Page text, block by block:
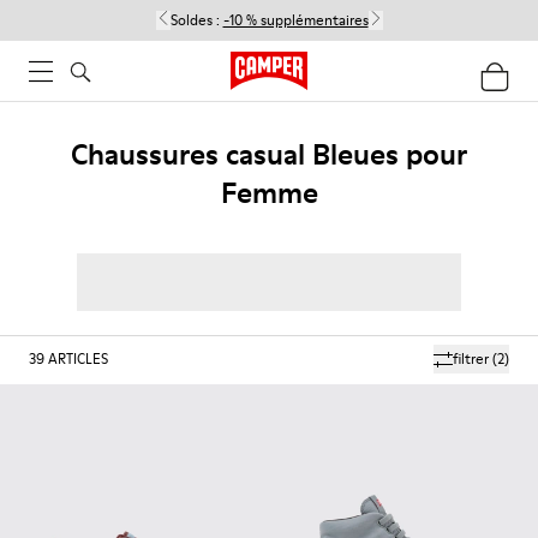
Soldes : -10 % supplémentaires
Chaussures casual Bleues pour
Femme
filtrer(2)
39ARTICLES